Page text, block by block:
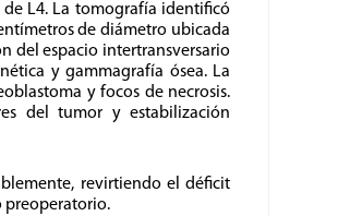
L4. La tomografía identificó
de diámetro ubicada
del espacio intertransversario
y gammagrafía ósea. La
y focos de necrosis.
del tumor y estabilización
revirtiendo el déficit
preoperatorio.